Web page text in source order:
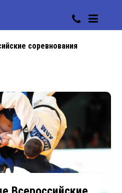
соревнования